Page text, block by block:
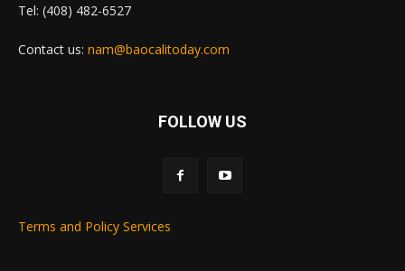
Tel: (408) 482-6527
Contact us: nam@baocalitoday.com
FOLLOW US
Terms and Policy Services